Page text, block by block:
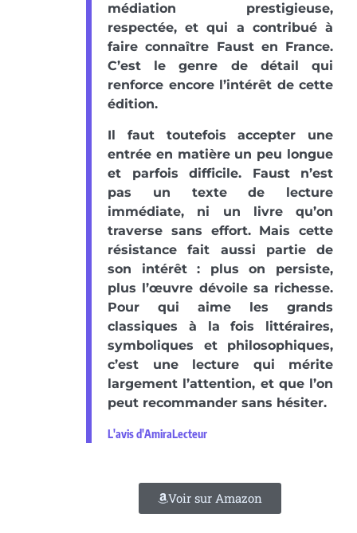
médiation prestigieuse,
respectée, et qui a contribué à
faire connaître Faust en France.
C’est le genre de détail qui
renforce encore l’intérêt de cette
édition.
Il faut toutefois accepter une
entrée en matière un peu longue
et parfois difficile. Faust n’est
pas un texte de lecture
immédiate, ni un livre qu’on
traverse sans effort. Mais cette
résistance fait aussi partie de
son intérêt : plus on persiste,
plus l’œuvre dévoile sa richesse.
Pour qui aime les grands
classiques à la fois littéraires,
symboliques et philosophiques,
c’est une lecture qui mérite
largement l’attention, et que l’on
peut recommander sans hésiter.
L'avis d'AmiraLecteur
Voir sur Amazon